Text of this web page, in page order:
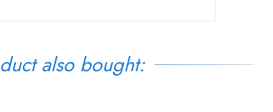
also bought: